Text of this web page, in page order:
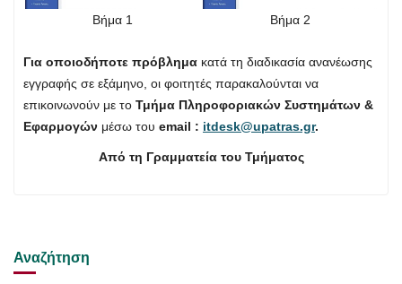
Βήμα 1 Βήμα 2
Για οποιοδήποτε πρόβλημα κατά τη διαδικασία ανανέωσης
εγγραφής σε εξάμηνο, οι φοιτητές παρακαλούνται να
επικοινωνούν με το Τμήμα Πληροφοριακών Συστημάτων &
Εφαρμογών μέσω του email : itdesk@upatras.gr.
Από τη Γραμματεία του Τμήματος
Αναζήτηση